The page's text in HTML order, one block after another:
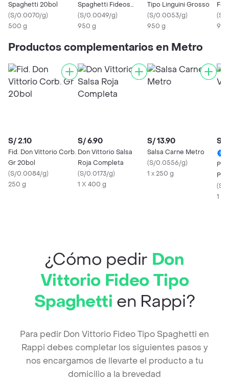
Spaghetti 20bol
(S/0.0070/g)
500 g
Spaghetti Fideos
Largos
(S/0.0049/g)
950 g
Tipo Linguini Grosso
(S/0.0053/g)
950 g
(S/
Productos complementarios en Metro
S/ 2.10
Fid. Don Vittorio Corb.
Gr 20bol
(S/0.0084/g)
250 g
S/ 6.90
Don Vittorio Salsa
Roja Completa
(S/0.0173/g)
1 X 400 g
S/ 13.90
Salsa Carne Metro
(S/0.0556/g)
1 x 250 g
S/
(S/
1 X
¿Cómo pedir Don
Vittorio Fideo Tipo
Spaghetti en Rappi?
Para pedir Don Vittorio Fideo Tipo Spaghetti en
Rappi debes completar los siguientes pasos y
nos encargamos de llevarte el producto a tu
domicilio a la brevedad